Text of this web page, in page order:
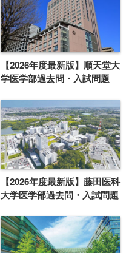
【2026年度最新版】順天堂大
学医学部過去問・入試問題
【2026年度最新版】藤田医科
大学医学部過去問・入試問題